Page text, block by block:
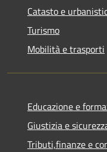
Catasto e
Turismo
Mobilità e trasporti
Educazione e
Giustizia e
Tributi,finanze e